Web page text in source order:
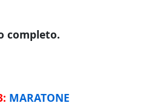
completo.
MARATONE